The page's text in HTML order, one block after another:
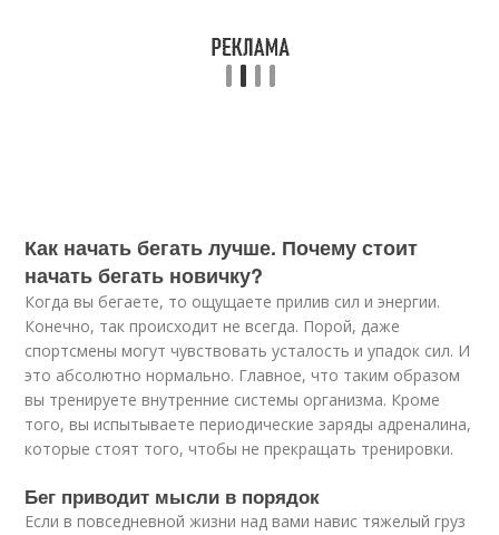
Как начать бегать лучше. Почему стоит
начать бегать новичку?
Когда вы бегаете, то ощущаете прилив сил и энергии.
Конечно, так происходит не всегда. Порой, даже
спортсмены могут чувствовать усталость и упадок сил. И
это абсолютно нормально. Главное, что таким образом
вы тренируете внутренние системы организма. Кроме
того, вы испытываете периодические заряды адреналина,
которые стоят того, чтобы не прекращать тренировки.
Бег приводит мысли в порядок
Если в повседневной жизни над вами навис тяжелый груз